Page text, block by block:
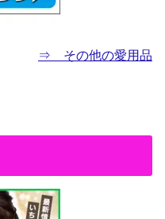
⇒ その他の愛用品